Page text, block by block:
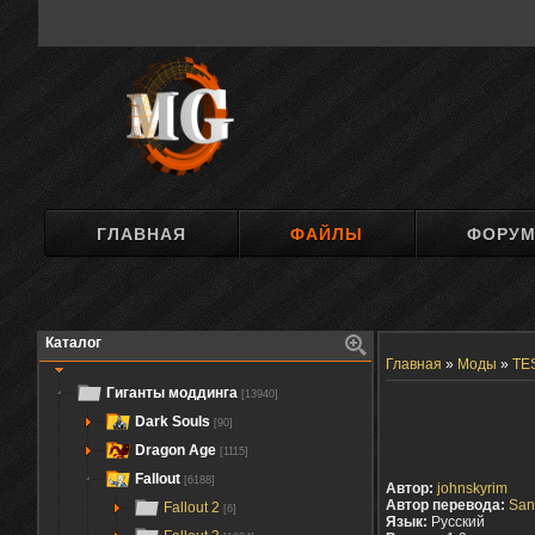
ГЛАВНАЯ ФАЙЛЫ
Каталог
Гиганты моддинга [13940]
Dark Souls [90]
Dragon Age [1115]
Fallout [6188]
Fallout 2 [6]
Главная » Моды »
Автор: johnskyrim
Автор перевода:
Язык: Русский